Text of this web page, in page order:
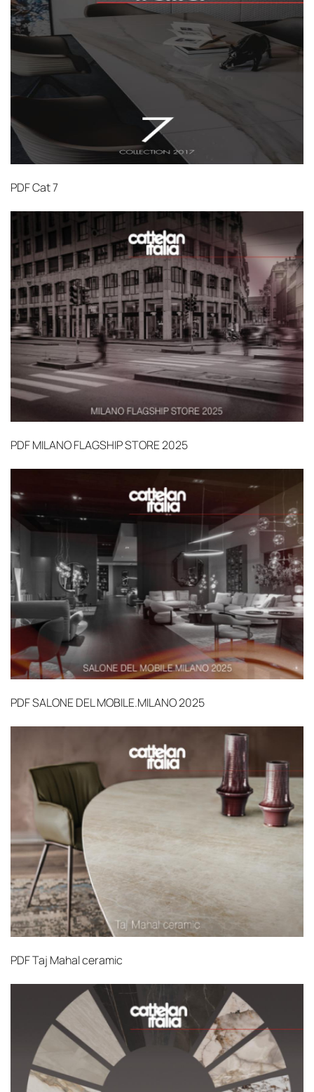
PDFCat 7
PDFMILANO FLAGSHIP STORE 2025
PDFSALONE DEL MOBILE.MILANO 2025
PDFTaj Mahal ceramic